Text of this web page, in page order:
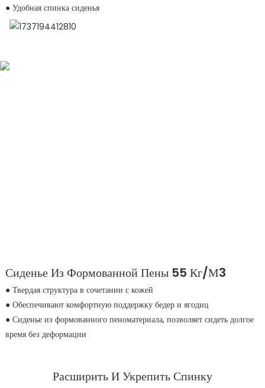
● Удобная спинка сиденья
Сиденье Из Формованной Пены 55 Кг/м3
●Твердая структура в сочетании с кожей
● Обеспечивают комфортную поддержку бедер и ягодиц
● Сиденье из формованного пеноматериала, позволяет сидеть долгое
время без деформации
Расширить И Укрепить Спинку